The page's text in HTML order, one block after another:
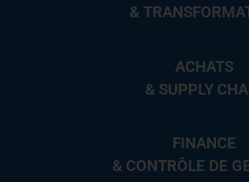
&
ACHATS
& SUPPLY
FINANCE
& CONTRÔLE DE